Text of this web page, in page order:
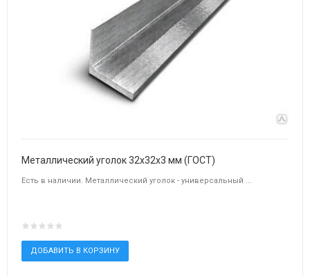
Металлический уголок 32х32х3 мм (ГОСТ)
Есть в наличии. Металлический уголок - универсальный ...